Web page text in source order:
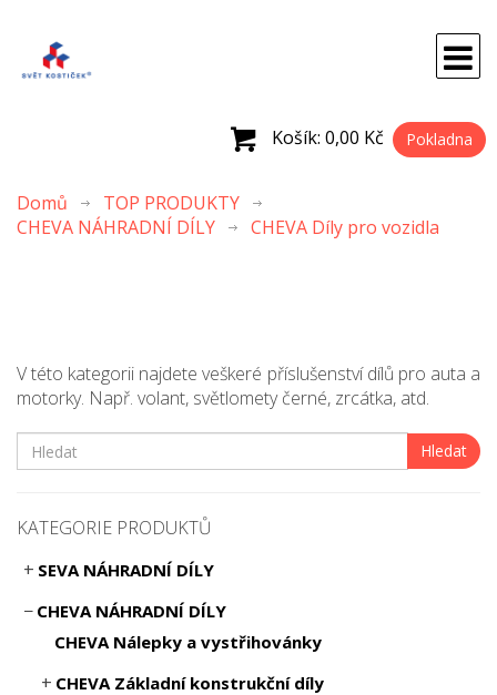
Košík: 0,00 Kč Pokladna
Domů
TOP PRODUKTY
CHEVA NÁHRADNÍ DÍLY
CHEVA Díly pro vozidla
V této kategorii najdete veškeré příslušenství dílů pro auta a
motorky. Např. volant, světlomety černé, zrcátka, atd.
Hledat
KATEGORIE PRODUKTŮ
SEVA NÁHRADNÍ DÍLY
CHEVA NÁHRADNÍ DÍLY
CHEVA Nálepky a vystřihovánky
CHEVA Základní konstrukční díly